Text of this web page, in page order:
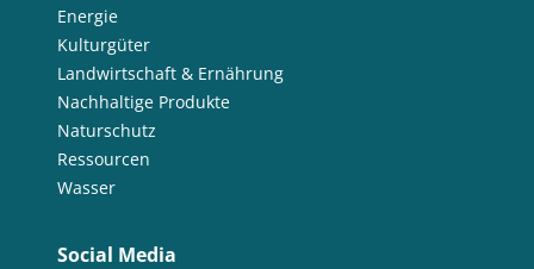
Energie
Kulturgüter
Landwirtschaft & Ernährung
Nachhaltige Produkte
Naturschutz
Ressourcen
Wasser
Social Media